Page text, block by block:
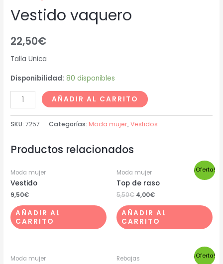
Vestido vaquero
22,50€
Talla Unica
Disponibilidad: 80 disponibles
AÑADIR AL CARRITO
SKU:7257 Categorías: Moda mujer,Vestidos
Productos relacionados
Moda mujer
Vestido
9,50€
AÑADIR AL
CARRITO
¡Oferta!
Moda mujer
Top de raso
5,50€ 4,00€
AÑADIR AL
CARRITO
Moda mujer ¡Oferta!
Rebajas